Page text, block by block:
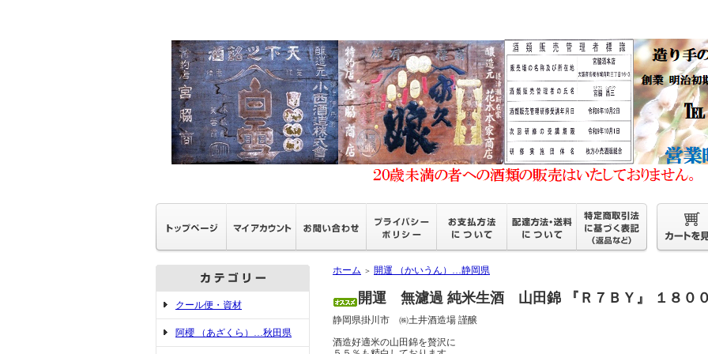
クール便・資材
阿櫻 （あざくら）…秋田県
ホーム ＞ 開運 （かいうん）…静岡県
開運 無濾過 純米生酒 山田錦 『Ｒ７ＢＹ』 １８０
静岡県掛川市 ㈱土井酒造場 謹醸
酒造好適米の山田錦を贅沢に